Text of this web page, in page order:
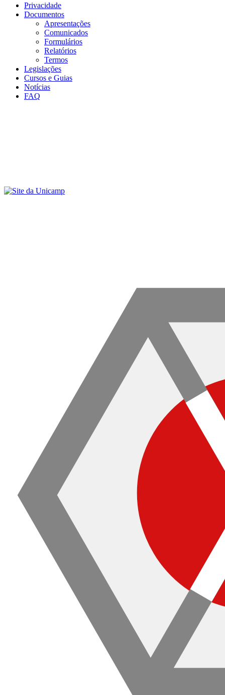
Privacidade
Documentos
Apresentações
Comunicados
Formulários
Relatórios
Termos
Legislações
Cursos e Guias
Notícias
FAQ